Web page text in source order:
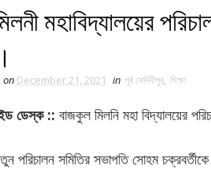
মহাবিদ্যালয়ের
on December 21, 2021 in পূর্ব মেদিনীপুর, শিক্ষা
ডেস্ক :: বাজকুল মিলনি মহা বিদ্যালয়ের
পরিচালন সমিতির সভাপতি সোহম